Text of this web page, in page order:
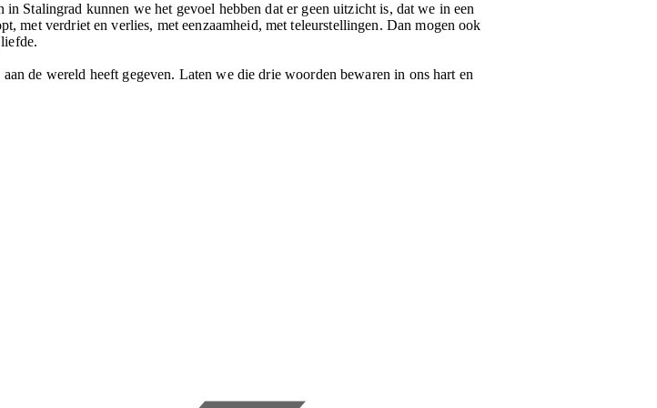
Stalingrad kunnen we het gevoel hebben dat er geen uitzicht is, dat we in een
met verdriet en verlies, met eenzaamheid, met teleurstellingen. Dan mogen ook
de wereld heeft gegeven. Laten we die drie woorden bewaren in ons hart en